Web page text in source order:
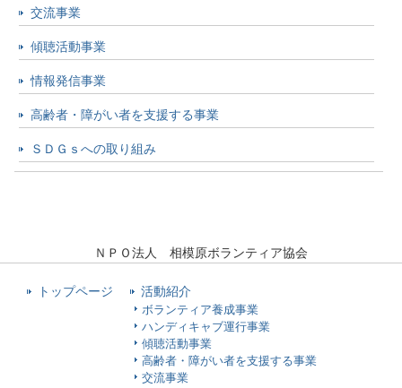
交流事業
傾聴活動事業
情報発信事業
高齢者・障がい者を支援する事業
ＳＤＧｓへの取り組み
ＮＰＯ法人 相模原ボランティア協会
トップページ
活動紹介
ボランティア養成事業
ハンディキャブ運行事業
傾聴活動事業
高齢者・障がい者を支援する事業
交流事業